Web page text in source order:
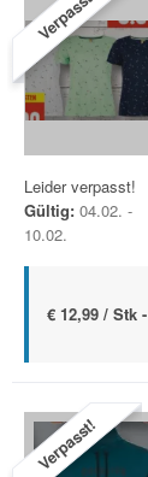
Verpasst!
Leider verpasst!
Gültig: 04.02. -
10.02.
€ 12,99 / Stk -
Verpasst!